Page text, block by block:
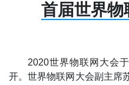
首届世界物
2020世界物联网大会
开。世界物联网大会副主席